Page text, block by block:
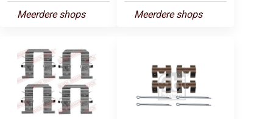
Meerdere shops
Meerdere shops